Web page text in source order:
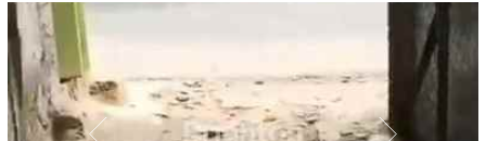
Untuk hasil simulasi
pada kotak-